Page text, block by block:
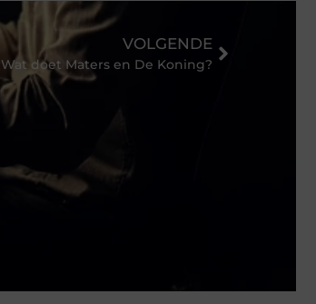
VOLGENDE
Wat doet Maters en De Koning?